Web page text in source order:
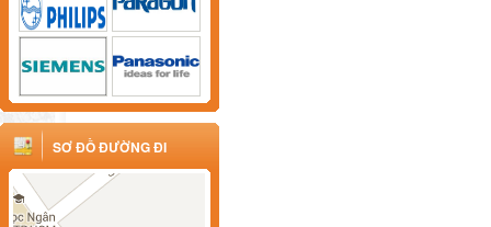
SƠ ĐỒ ĐƯỜNG ĐI